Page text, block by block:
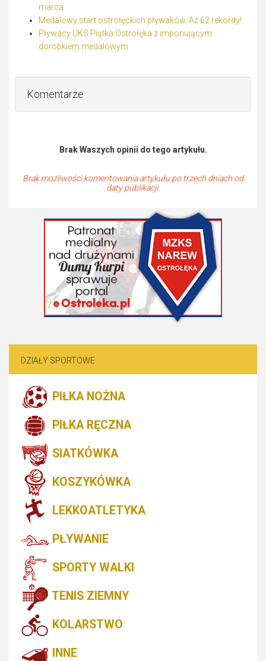
marca
Medalowy start ostrołęckich pływaków. Aż 62 rekordy!
Pływacy UKS Piątka Ostrołęka z imponującym
dorobkiem medalowym
Komentarze
Brak Waszych opinii do tego artykułu.
Brak możliwości komentowania artykułu po trzech dniach od
daty publikacji.
DZIAŁY SPORTOWE
PIŁKA NOŻNA
PIŁKA RĘCZNA
SIATKÓWKA
KOSZYKÓWKA
LEKKOATLETYKA
PŁYWANIE
SPORTY WALKI
TENIS ZIEMNY
KOLARSTWO
INNE